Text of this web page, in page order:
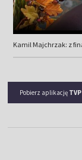
Kamil Majchrzak: z
Pobierz aplikację